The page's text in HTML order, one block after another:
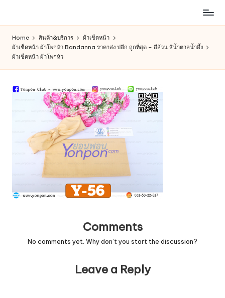
content
สินค้า
ออนไลน์
รัก
Home สินค้า&บริการ
ผ้าเช็ดหน้า
ผ้าเช็ดหน้า ผ้าโพกหัว Bandanna ราคาส่ง ปลีก ถูกที่สุด – สีล้วน สีน้ำตาลน้ำผึ้ง
ผ้าเช็ดหน้า ผ้าโพกหัว
Comments
No comments yet. Why don’t you start the discussion?
Leave a Reply